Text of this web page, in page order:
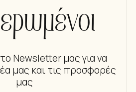
Newsletter μας για να
μας και τις προσφορές
μας